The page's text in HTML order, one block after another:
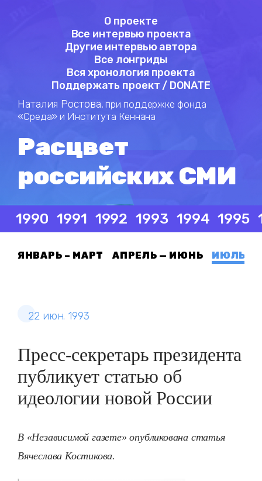
О проекте
Все интервью проекта
Другие интервью автора
Все лонгриды
Вся хронология проекта
Поддержать проект / DONATE
Наталия Ростова, при поддержке фонда
«Среда» и Института Кеннана
Расцвет
российских СМИ
1990 1991 1992 1993 1994 1995
ЯНВАРЬ – МАРТ АПРЕЛЬ — ИЮНЬ ИЮЛЬ —
22 июн. 1993
Пресс-секретарь президента
публикует статью об
идеологии новой России
В «Независимой газете» опубликована статья
Вячеслава Костикова.